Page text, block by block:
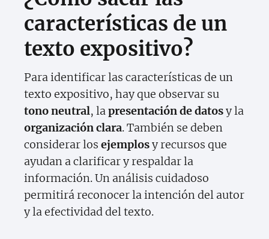
características de un
texto expositivo?
Para identificar las características de un
texto expositivo, hay que observar su
tono neutral, lapresentación de datosy la
organización clara. También se deben
considerar los ejemplosy recursos que
ayudan a clarificar y respaldar la
información. Un análisis cuidadoso
permitirá reconocer la intención del autor
y la efectividad del texto.